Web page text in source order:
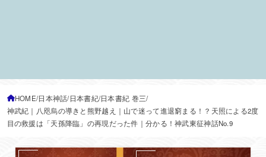
HOME 日本神話 日本書紀 日本書紀 巻三
神武紀｜八咫烏の導きと熊野越え｜山で迷って進退窮まる！？天照による2度
目の救援は「天孫降臨」の再現だった件｜分かる！神武東征神話No.9